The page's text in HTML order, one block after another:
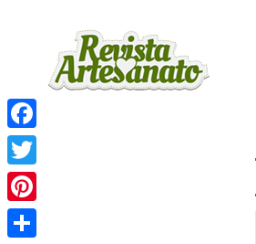
Facebook
Twitter
Pinterest